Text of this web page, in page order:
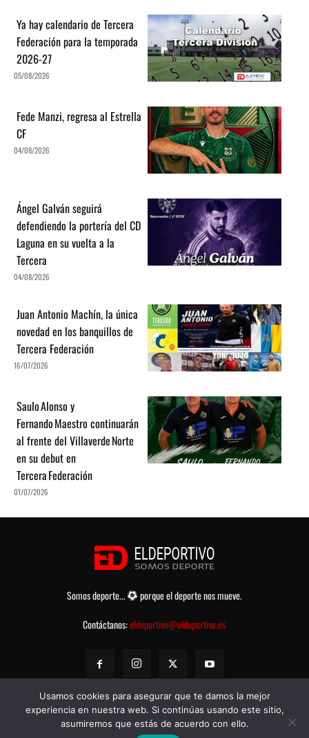
Ya hay calendario de Tercera
Federación para la temporada
2026-27
05/08/2026
Fede Manzi, regresa al Estrella
CF
04/08/2026
Ángel Galván seguirá
defendiendo la portería del CD
Laguna en su vuelta a la
Tercera
04/08/2026
Juan Antonio Machín, la única
novedad en los banquillos de
Tercera Federación
16/07/2026
Saulo Alonso y
Fernando Maestro continuarán
al frente del Villaverde Norte
en su debut en
Tercera Federación
01/07/2026
Somos deporte...
porque el deporte nos mueve.
Contáctanos:eldeportivo@eldeportivo.es
© eldeportivo.es 2008 - 2025 Todos los Derechos Reservados -
Usamos cookies para asegurar que te damos la mejor
experiencia en nuestra web. Si continúas usando este sitio,
asumiremos que estás de acuerdo con ello.